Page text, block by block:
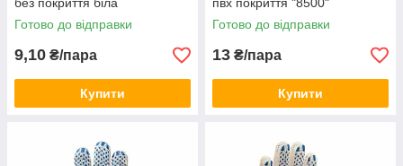
Готово до відправки
9,10 ₴/пара
Купити
Готово до відправки
13 ₴/пара
Купити